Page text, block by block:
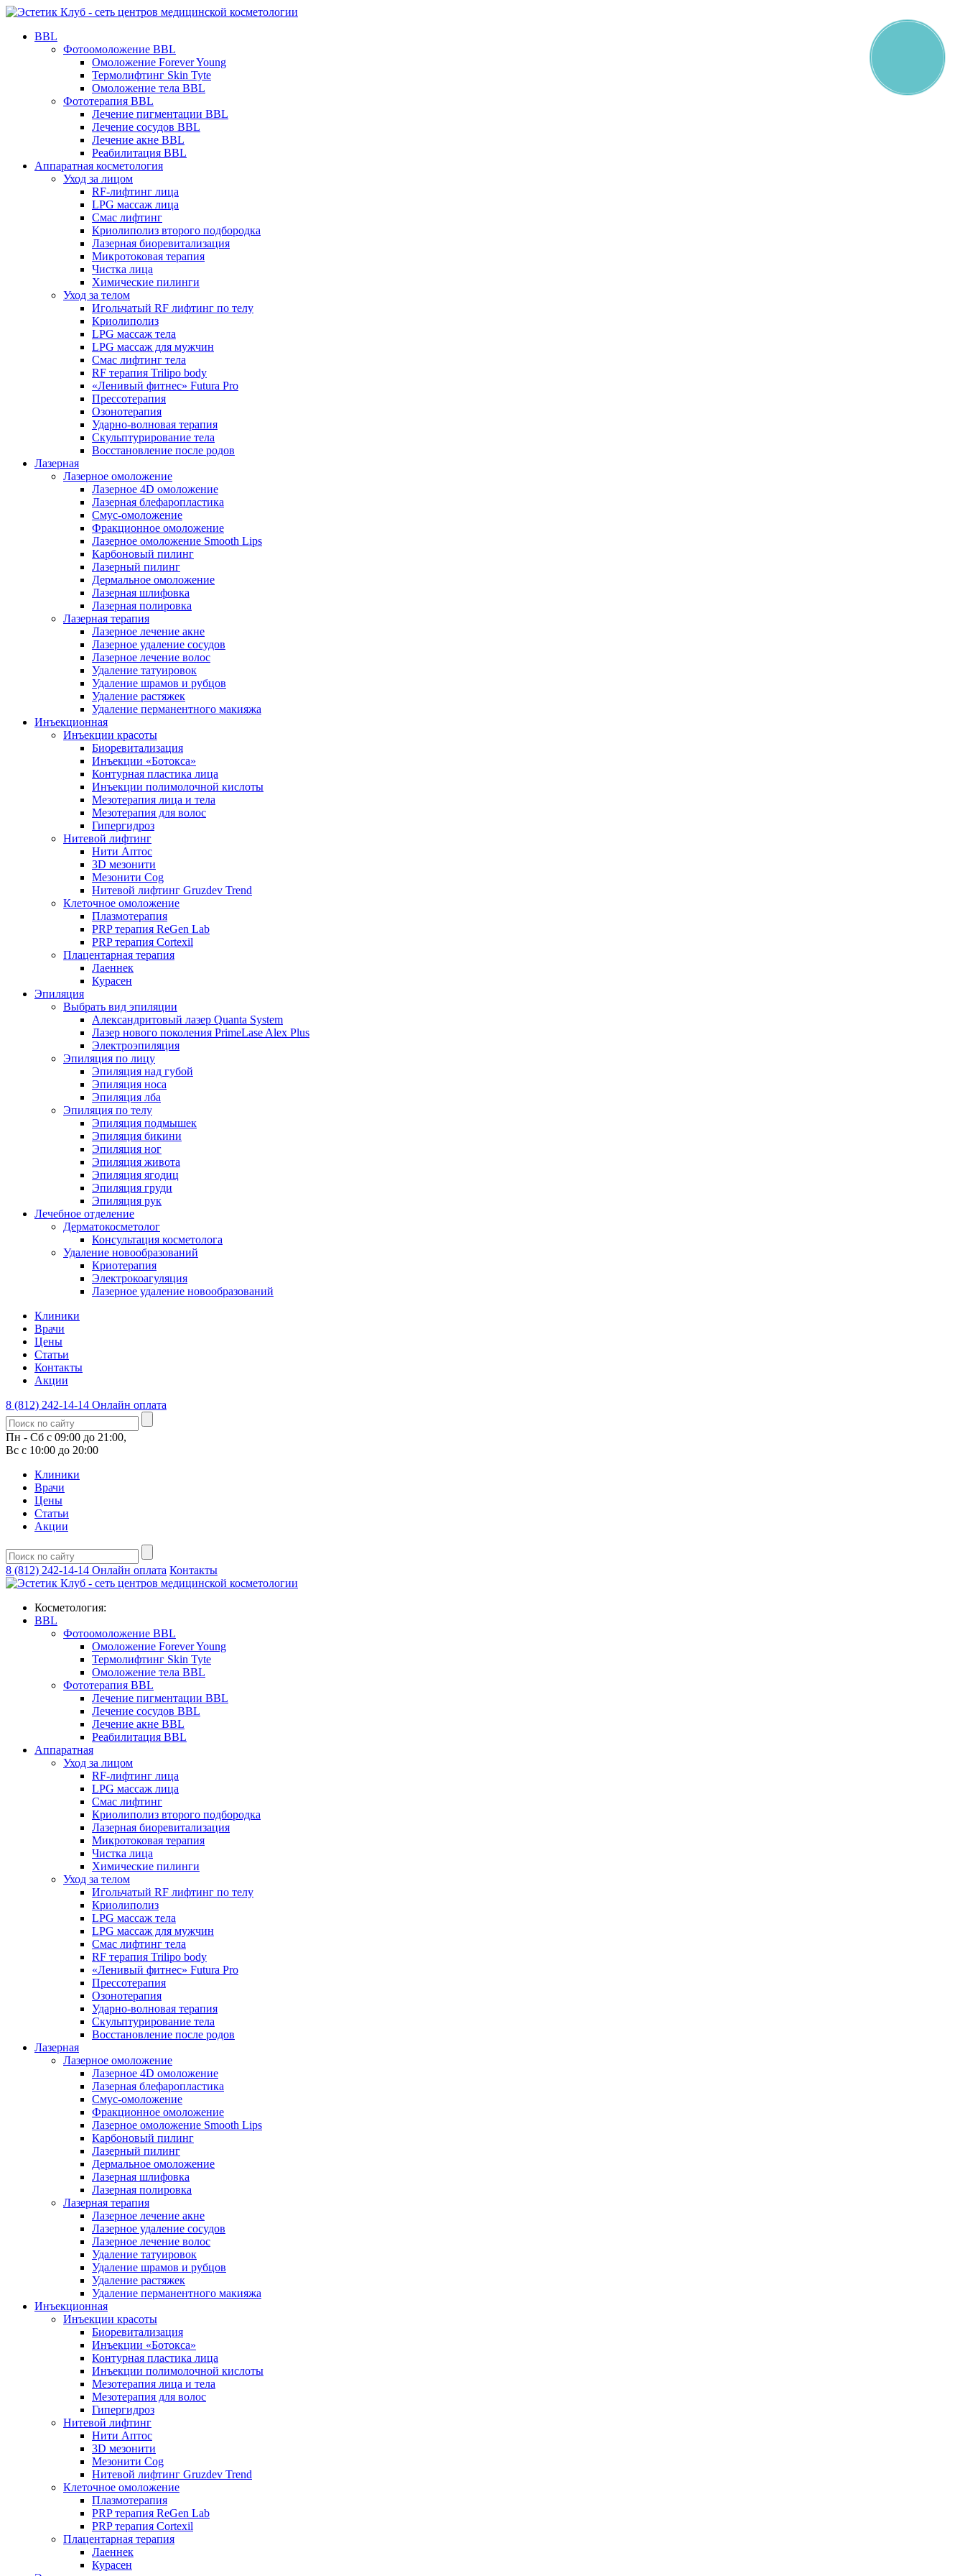
BBL
Фотоомоложение BBL
Омоложение Forever Young
Термолифтинг Skin Tyte
Омоложение тела BBL
Фототерапия BBL
Лечение пигментации BBL
Лечение сосудов BBL
Лечение акне BBL
Реабилитация BBL
Аппаратная косметология
Уход за лицом
RF-лифтинг лица
LPG массаж лица
Смас лифтинг
Криолиполиз второго подбородка
Лазерная биоревитализация
Микротоковая терапия
Чистка лица
Химические пилинги
Уход за телом
Игольчатый RF лифтинг по телу
Криолиполиз
LPG массаж тела
LPG массаж для мужчин
Смас лифтинг тела
RF терапия Trilipo body
«Ленивый фитнес» Futura Pro
Прессотерапия
Озонотерапия
Ударно-волновая терапия
Скульптурирование тела
Восстановление после родов
Лазерная
Лазерное омоложение
Лазерное 4D омоложение
Лазерная блефаропластика
Смус-омоложение
Фракционное омоложение
Лазерное омоложение Smooth Lips
Карбоновый пилинг
Лазерный пилинг
Дермальное омоложение
Лазерная шлифовка
Лазерная полировка
Лазерная терапия
Лазерное лечение акне
Лазерное удаление сосудов
Лазерное лечение волос
Удаление татуировок
Удаление шрамов и рубцов
Удаление растяжек
Удаление перманентного макияжа
Инъекционная
Инъекции красоты
Биоревитализация
Инъекции «Ботокса»
Контурная пластика лица
Инъекции полимолочной кислоты
Мезотерапия лица и тела
Мезотерапия для волос
Гипергидроз
Нитевой лифтинг
Нити Аптос
3D мезонити
Мезонити Cog
Нитевой лифтинг Gruzdev Trend
Клеточное омоложение
Плазмотерапия
PRP терапия ReGen Lab
PRP терапия Cortexil
Плацентарная терапия
Лаеннек
Курасен
Эпиляция
Выбрать вид эпиляции
Александритовый лазер Quanta System
Лазер нового поколения PrimeLase Alex Plus
Электроэпиляция
Эпиляция по лицу
Эпиляция над губой
Эпиляция носа
Эпиляция лба
Эпиляция по телу
Эпиляция подмышек
Эпиляция бикини
Эпиляция ног
Эпиляция живота
Эпиляция ягодиц
Эпиляция груди
Эпиляция рук
Лечебное отделение
Дерматокосметолог
Консультация косметолога
Удаление новообразований
Криотерапия
Электрокоагуляция
Лазерное удаление новообразований
Клиники
Врачи
Цены
Статьи
Контакты
Акции
8 (812) 242-14-14 Онлайн оплата
Пн - Сб с 09:00 до 21:00,
Вс с 10:00 до 20:00
Клиники
Врачи
Цены
Статьи
Акции
8 (812) 242-14-14 Онлайн оплата Контакты
Косметология:
BBL
Фотоомоложение BBL
Омоложение Forever Young
Термолифтинг Skin Tyte
Омоложение тела BBL
Фототерапия BBL
Лечение пигментации BBL
Лечение сосудов BBL
Лечение акне BBL
Реабилитация BBL
Аппаратная
Уход за лицом
RF-лифтинг лица
LPG массаж лица
Смас лифтинг
Криолиполиз второго подбородка
Лазерная биоревитализация
Микротоковая терапия
Чистка лица
Химические пилинги
Уход за телом
Игольчатый RF лифтинг по телу
Криолиполиз
LPG массаж тела
LPG массаж для мужчин
Смас лифтинг тела
RF терапия Trilipo body
«Ленивый фитнес» Futura Pro
Прессотерапия
Озонотерапия
Ударно-волновая терапия
Скульптурирование тела
Восстановление после родов
Лазерная
Лазерное омоложение
Лазерное 4D омоложение
Лазерная блефаропластика
Смус-омоложение
Фракционное омоложение
Лазерное омоложение Smooth Lips
Карбоновый пилинг
Лазерный пилинг
Дермальное омоложение
Лазерная шлифовка
Лазерная полировка
Лазерная терапия
Лазерное лечение акне
Лазерное удаление сосудов
Лазерное лечение волос
Удаление татуировок
Удаление шрамов и рубцов
Удаление растяжек
Удаление перманентного макияжа
Инъекционная
Инъекции красоты
Биоревитализация
Инъекции «Ботокса»
Контурная пластика лица
Инъекции полимолочной кислоты
Мезотерапия лица и тела
Мезотерапия для волос
Гипергидроз
Нитевой лифтинг
Нити Аптос
3D мезонити
Мезонити Cog
Нитевой лифтинг Gruzdev Trend
Клеточное омоложение
Плазмотерапия
PRP терапия ReGen Lab
PRP терапия Cortexil
Плацентарная терапия
Лаеннек
Курасен